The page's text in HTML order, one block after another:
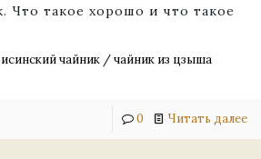
Что такое хорошо и что такое
исинский чайник / чайник из цзыша
0 Читать далее